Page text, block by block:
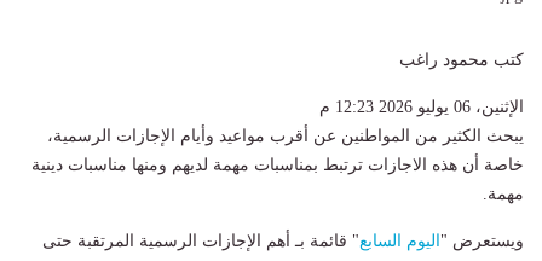
كتب محمود راغب
الإثنين، 06 يوليو 2026 12:23 م
يبحث الكثير من المواطنين عن أقرب مواعيد وأيام الإجازات الرسمية،
خاصة أن هذه الاجازات ترتبط بمناسبات مهمة لديهم ومنها مناسبات دينية
مهمة.
ويستعرض " اليوم السابع" قائمة بـ أهم الإجازات الرسمية المرتقبة حتى